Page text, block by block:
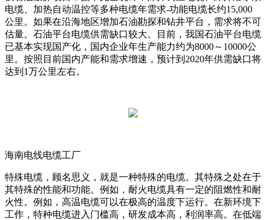
电缆、加热自动温控等多种电缆年需求-功能电缆长约15,000
公里。如果在沿海地区增加石油勘探和钻井平台，需求将不可
估量。石油平台电缆供需缺口较大。目前，我国石油平台电缆
已基本实现国产化，国内企业年生产能力约为8000～10000公
里。按照目前国内产能和需求增速，预计到2020年供需缺口将
达到1万公里左右。
海南电线电缆工厂
特殊电缆，顾名思义，就是一种特殊的电缆。其特殊之处在于
其特殊的性能和功能。例如，耐火电缆具有一定的阻燃性和耐
火性。例如，高温电缆可以在极高的温度下运行。在新环境下
工作，特种电缆进入门槛高，研发成本高，利润率高。在低端